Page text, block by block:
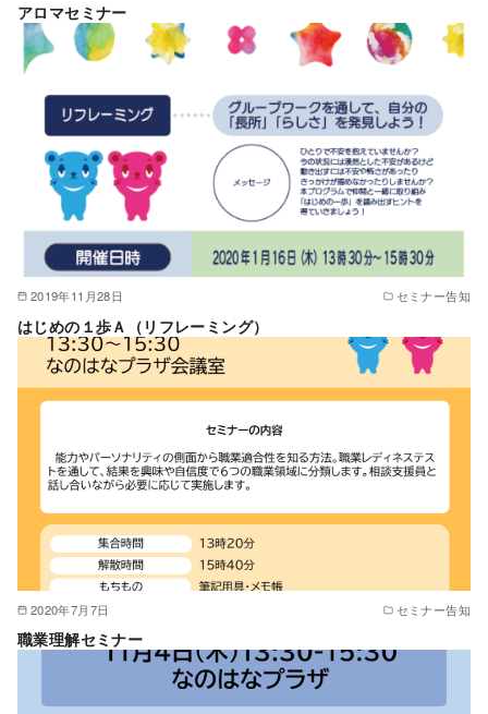
アロマセミナー
2019年11月28日 セミナー告知
はじめの１歩Ａ（リフレーミング）
2020年7月7日 セミナー告知
職業理解セミナー